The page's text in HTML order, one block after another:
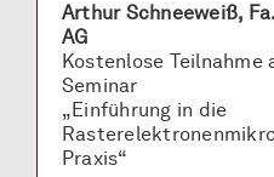
Arthur Schneeweiß,
AG
Kostenlose Teilnahme
Seminar
„Einführung in die
Praxis“